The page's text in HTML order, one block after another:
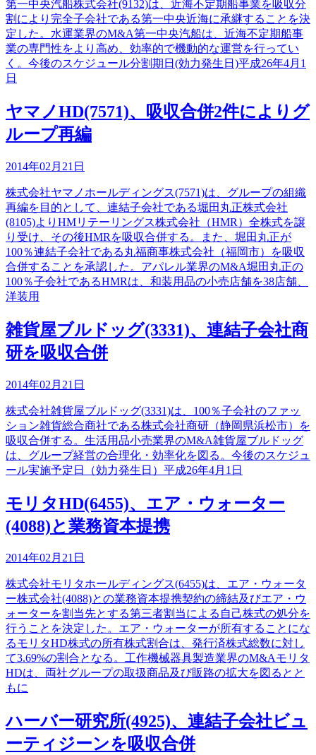
第一中央汽船株式会社(9132)は、近海不定期船事業を吸収分
割により完全子会社である第一中央近海に承継することを決
定した。水運業界のM&A第一中央汽船は、近海不定期船事
業の専門性をより高め、効率的で機動的な運営を行ってい
く。今後のスケジュール分割期日(効力発生日)平成26年4月1
日
ヤマノHD(7571)、吸収合併2件によりグ
ループ再編
2014年02月21日
株式会社ヤマノホールディングス(7571)は、グループの組織
再編を目的として、連結子会社である堀田丸正株式会社
(8105)よりHMリテーリングス株式会社（HMR）全株式を譲
り受け、その後HMRを吸収合併する。また、堀田丸正が
100％連結子会社である丸福商事株式会社（福岡市）を吸収
合併することを承認した。アパレル業界のM&A堀田丸正の
100％子会社であるHMRは、和装用品の小売店舗を38店舗、
洋装用
雑貨屋ブルドッグ(3331)、連結子会社商
研を吸収合併
2014年02月21日
株式会社雑貨屋ブルドッグ(3331)は、100％子会社のファッ
ション雑貨総合商社である株式会社商研（静岡県浜松市）を
吸収合併する。生活用品小売業界のM&A雑貨屋ブルドッグ
は、グループ経営の合理化・効率化を図る。今後のスケジュ
ール実施予定日（効力発生日）平成26年4月1日
モリタHD(6455)、エア・ウォーター
(4088)と業務資本提携
2014年02月21日
株式会社モリタホールディングス(6455)は、エア・ウォータ
ー株式会社(4088)との業務資本提携契約の締結及びエア・ウ
ォーターを割当先とする第三者割当による自己株式の処分を
行うことを決定した。エア・ウォーターが所有することにな
るモリタHD株式の所有株式割合は、発行済株式総数に対し
て3.69%の割合となる。工作機械器具製造業界のM&Aモリタ
HDは、両社グループの取扱商品及び販路の拡大を図るとと
もに
ハーバー研究所(4925)、連結子会社ビュ
ーティジーンを吸収合併